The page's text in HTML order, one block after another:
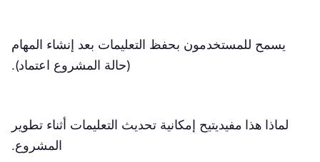
يسمح للمستخدمون بحفظ التعليمات بعد إنشاء المهام
(حالة المشروع اعتماد).
لماذا هذا مفيديتيح إمكانية تحديث التعليمات أثناء تطوير
المشروع.